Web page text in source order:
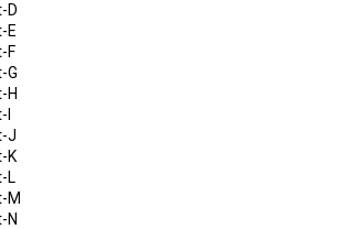
D
E
F
G
H
J
K
L
M
N